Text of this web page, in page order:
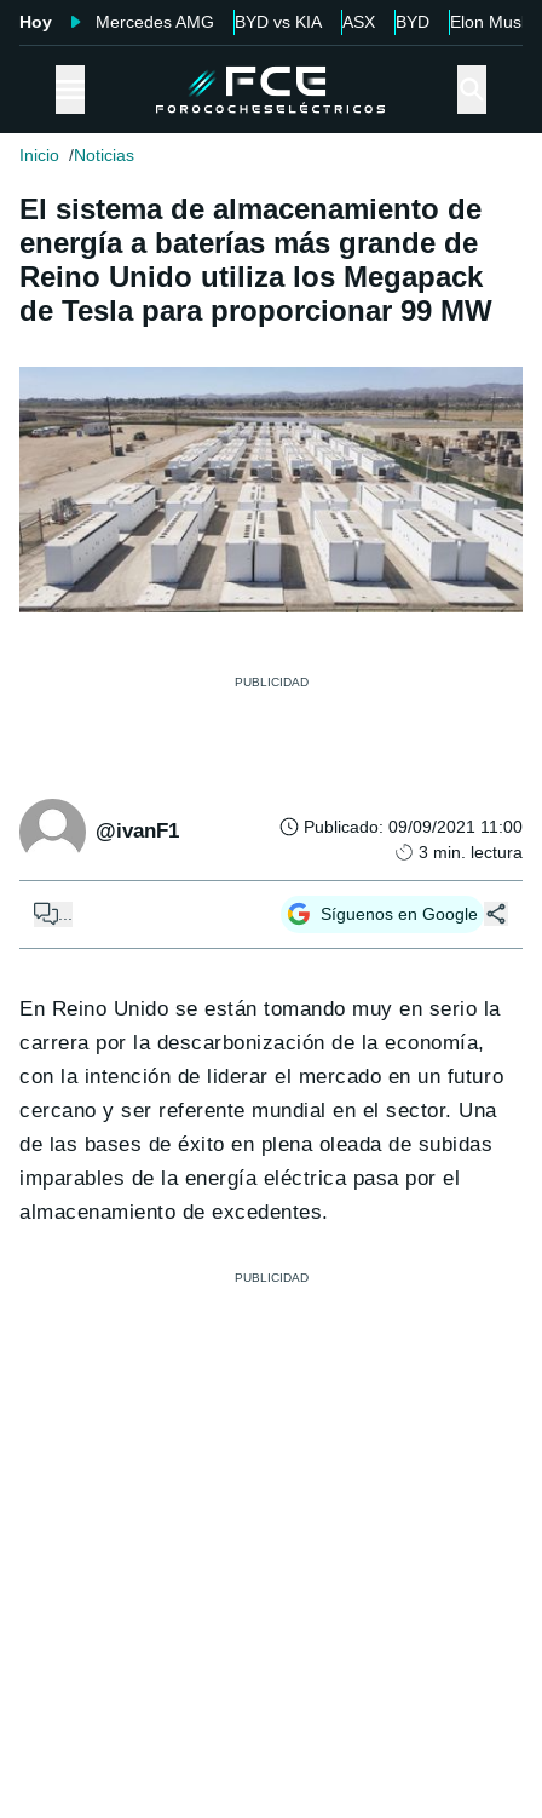
Hoy Mercedes AMG BYD vs KIA ASX BYD Elon Musk
Inicio Noticias
El sistema de almacenamiento de
energía a baterías más grande de
Reino Unido utiliza los Megapack
de Tesla para proporcionar 99 MW
@ivanF1 Publicado: 09/09/2021 11:00
3 min. lectura
Síguenos en Google
En Reino Unido se están tomando muy en serio la
carrera por la descarbonización de la economía,
con la intención de liderar el mercado en un futuro
cercano y ser referente mundial en el sector. Una
de las bases de éxito en plena oleada de subidas
imparables de la energía eléctrica pasa por el
almacenamiento de excedentes.